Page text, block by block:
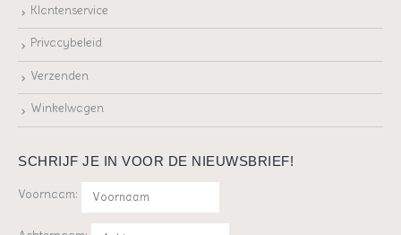
Klantenservice
Privacybeleid
Verzenden
Winkelwagen
SCHRIJF JE IN VOOR DE NIEUWSBRIEF!
Voornaam: